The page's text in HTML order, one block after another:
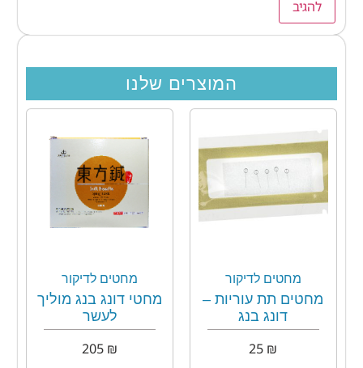
המוצרים שלנו
מחטים לדיקור
מחטים תת עוריות –
דונג בנג
₪
מחטים לדיקור
מחטי דונג בנג מוליך
לעשר
₪